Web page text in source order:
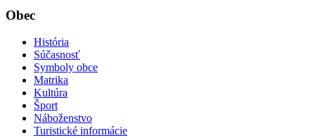
Obec
História
Súčasnosť
Symboly obce
Matrika
Kultúra
Šport
Náboženstvo
Turistické informácie